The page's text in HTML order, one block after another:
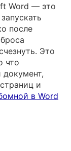
Word — это
после
Это
что
и
в Word